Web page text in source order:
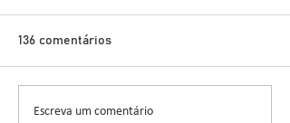
Nova safra de milho:
136 comentários
Escreva um comentário